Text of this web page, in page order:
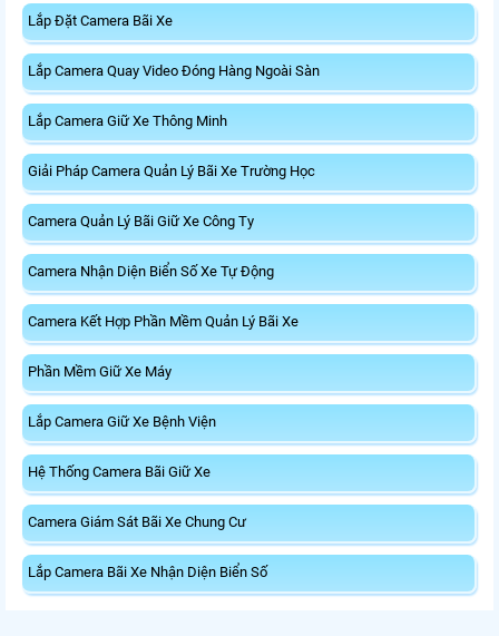
Lắp Đặt Camera Bãi Xe
Lắp Camera Quay Video Đóng Hàng Ngoài Sàn
Lắp Camera Giữ Xe Thông Minh
Giải Pháp Camera Quản Lý Bãi Xe Trường Học
Camera Quản Lý Bãi Giữ Xe Công Ty
Camera Nhận Diện Biển Số Xe Tự Động
Camera Kết Hợp Phần Mềm Quản Lý Bãi Xe
Phần Mềm Giữ Xe Máy
Lắp Camera Giữ Xe Bệnh Viện
Hệ Thống Camera Bãi Giữ Xe
Camera Giám Sát Bãi Xe Chung Cư
Lắp Camera Bãi Xe Nhận Diện Biển Số